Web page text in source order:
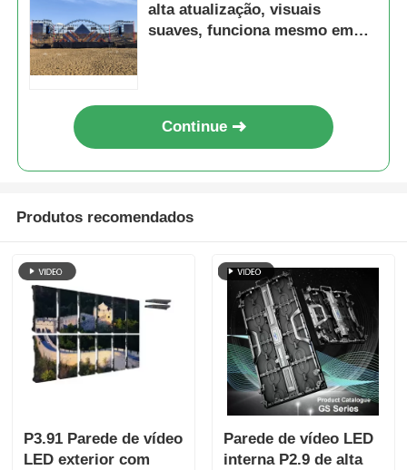
alta atualização, visuais
suaves, funciona mesmo em
Continue
Produtos recomendados
P3.91 Parede de vídeo
LED exterior com
Parede de vídeo LED
interna P2.9 de alta